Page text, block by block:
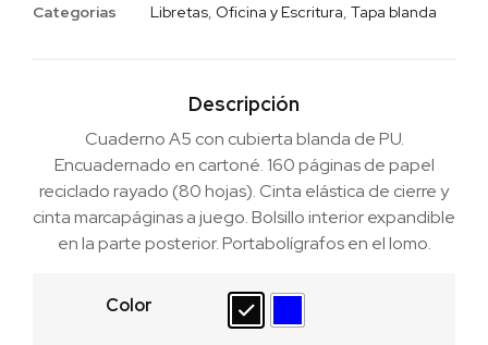
Categorias
Libretas, Oficina y Escritura, Tapa blanda
Descripción
Cuaderno A5 con cubierta blanda de PU.
Encuadernado en cartoné. 160 páginas de papel
reciclado rayado (80 hojas). Cinta elástica de cierre y
cinta marcapáginas a juego. Bolsillo interior expandible
en la parte posterior. Portabolígrafos en el lomo.
Color